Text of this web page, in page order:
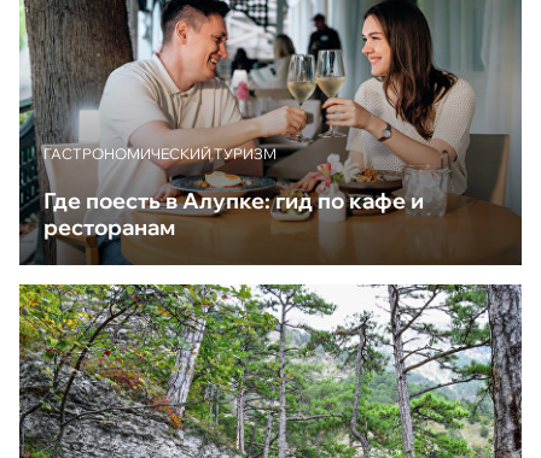
ГАСТРОНОМИЧЕСКИЙ ТУРИЗМ
Где поесть в Алупке: гид по кафе и
ресторанам